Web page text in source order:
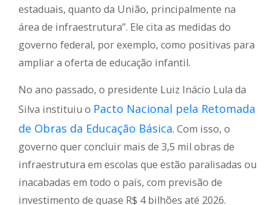
estaduais, quanto da União, principalmente na
área de infraestrutura”. Ele cita as medidas do
governo federal, por exemplo, como positivas para
ampliar a oferta de educação infantil.
No ano passado, o presidente Luiz Inácio Lula da
Silva instituiu o Pacto Nacional pela Retomada
de Obras da Educação Básica. Com isso, o
governo quer concluir mais de 3,5 mil obras de
infraestrutura em escolas que estão paralisadas ou
inacabadas em todo o país, com previsão de
investimento de quase R$ 4 bilhões até 2026.